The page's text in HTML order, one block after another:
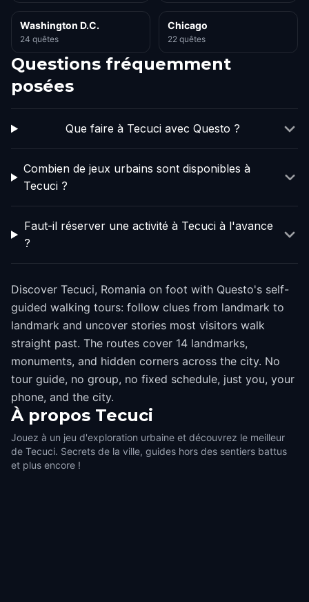
Washington D.C.
24 quêtes
Chicago
22 quêtes
Questions fréquemment
posées
Que faire à Tecuci avec Questo ?
Combien de jeux urbains sont disponibles à
Tecuci ?
Faut-il réserver une activité à Tecuci à l'avance
?
Discover Tecuci, Romania on foot with Questo's self-
guided walking tours: follow clues from landmark to
landmark and uncover stories most visitors walk
straight past. The routes cover 14 landmarks,
monuments, and hidden corners across the city. No
tour guide, no group, no fixed schedule, just you, your
phone, and the city.
À propos Tecuci
Jouez à un jeu d'exploration urbaine et découvrez le meilleur
de Tecuci. Secrets de la ville, guides hors des sentiers battus
et plus encore !